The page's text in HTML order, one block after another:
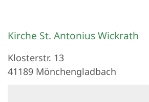
Kirche St. Antonius Wickrath
Klosterstr. 13
41189 Mönchengladbach